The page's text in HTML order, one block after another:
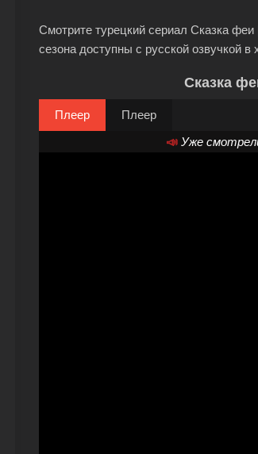
Смотрите турецкий сериал Сказка
сезона доступны с русской озвучкой
Сказка
Плеер Плеер
📣 Уже